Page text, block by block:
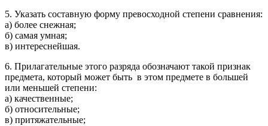
5. Указать составную форму превосходной степени сравнения:
а) более снежная;
б) самая умная;
в) интереснейшая.
6. Прилагательные этого разряда обозначают такой признак
предмета, который может быть в этом предмете в большей
или меньшей степени:
а) качественные;
б) относительные;
в) притяжательные;